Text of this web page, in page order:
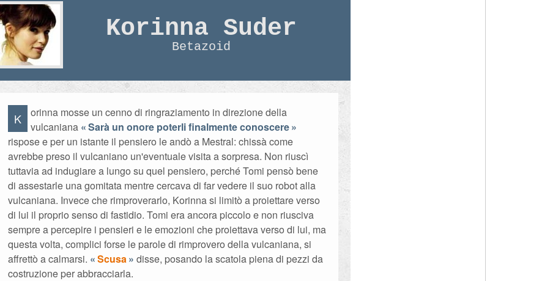
Korinna Suder
Betazoid
K
orinna mosse un cenno di ringraziamento in direzione della
vulcaniana
Sarà un onore poterli finalmente conoscere
rispose e per un istante il pensiero le andò a Mestral: chissà come
avrebbe preso il vulcaniano un'eventuale visita a sorpresa. Non riuscì
tuttavia ad indugiare a lungo su quel pensiero, perché Tomi pensò bene
di assestarle una gomitata mentre cercava di far vedere il suo robot alla
vulcaniana. Invece che rimproverarlo, Korinna si limitò a proiettare verso
di lui il proprio senso di fastidio. Tomi era ancora piccolo e non riusciva
sempre a percepire i pensieri e le emozioni che proiettava verso di lui, ma
questa volta, complici forse le parole di rimprovero della vulcaniana, si
affrettò a calmarsi.
Scusa
disse, posando la scatola piena di pezzi da
costruzione per abbracciarla.